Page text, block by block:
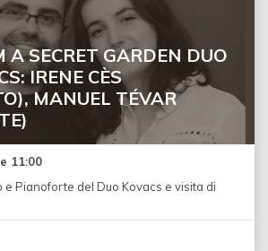
A SECRET GARDEN DUO
IRENE CÈS
MANUEL TÉVAR
11:00
Pianoforte del Duo Kovacs e visita di